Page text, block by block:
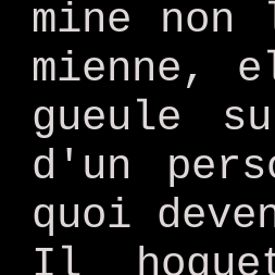
mine
mienne,
gueule
d'un
quoi
Il